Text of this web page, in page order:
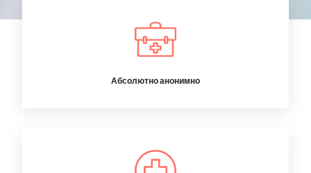
Абсолютно анонимно